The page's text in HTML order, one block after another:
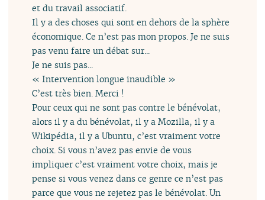
et du travail associatif.
Il y a des choses qui sont en dehors de la sphère
économique. Ce n’est pas mon propos. Je ne suis
pas venu faire un débat sur...
Je ne suis pas...
« Intervention longue inaudible »
C’est très bien. Merci !
Pour ceux qui ne sont pas contre le bénévolat,
alors il y a du bénévolat, il y a Mozilla, il y a
Wikipédia, il y a Ubuntu, c’est vraiment votre
choix. Si vous n’avez pas envie de vous
impliquer c’est vraiment votre choix, mais je
pense si vous venez dans ce genre ce n’est pas
parce que vous ne rejetez pas le bénévolat. Un